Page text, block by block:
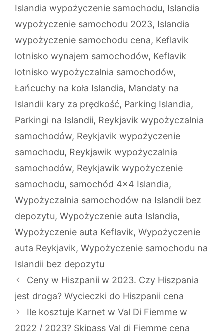
Islandia wypożyczenie samochodu, Islandia
wypożyczenie samochodu 2023, Islandia
wypożyczenie samochodu cena, Keflavik
lotnisko wynajem samochodów, Keflavik
lotnisko wypożyczalnia samochodów,
Łańcuchy na koła Islandia, Mandaty na
Islandii kary za prędkość, Parking Islandia,
Parkingi na Islandii, Reykjavik wypożyczalnia
samochodów, Reykjavik wypożyczenie
samochodu, Reykjawik wypożyczalnia
samochodów, Reykjawik wypożyczenie
samochodu, samochód 4x4 Islandia,
Wypożyczalnia samochodów na Islandii bez
depozytu, Wypożyczenie auta Islandia,
Wypożyczenie auta Keflavik, Wypożyczenie
auta Reykjavik, Wypożyczenie samochodu na
Islandii bez depozytu
Ceny w Hiszpanii w 2023. Czy Hiszpania
jest droga? Wycieczki do Hiszpanii cena
Ile kosztuje Karnet w Val Di Fiemme w
2022 / 2023? Skipass Val di Fiemme cena